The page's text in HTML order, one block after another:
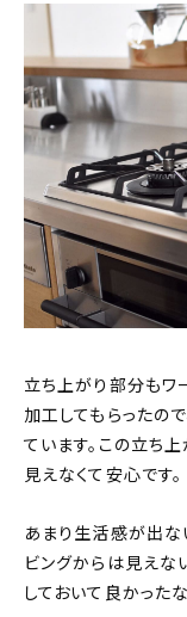
立ち上がり部分もワ
加工してもらったの
ています。この立ち
見えなくて安心です。
あまり生活感が出な
ビングからは見えな
しておいて良かった